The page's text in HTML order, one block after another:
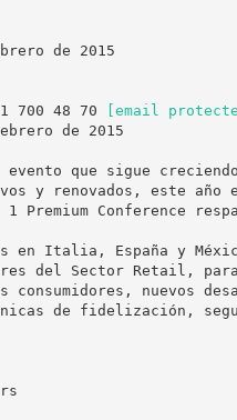
de 2015
700 48 70
[email
de 2015
evento que sigue creciendo
y renovados, este
1 Premium Conference
en Italia, España y
del Sector Retail, para
consumidores, nuevos
de fidelización,